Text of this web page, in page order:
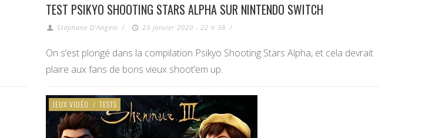
TEST PSIKYO SHOOTING STARS ALPHA SUR NINTENDO SWITCH
Stéphane D'Angelo / 23 janvier 2020 - 22 h 38 /
On s’est plongé dans la compilation Psikyo Shooting Stars Alpha, et cela devrait
plaire aux fans de bons vieux shoot’em up.
JEUX VIDÉO / TESTS